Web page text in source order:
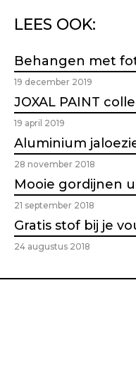
LEES OOK:
Behangen met
19 december 2019
JOXAL PAINT
19 april 2019
Aluminium
28 november 2018
Mooie gordijnen
21 september 2018
Gratis stof bij je
24 augustus 2018